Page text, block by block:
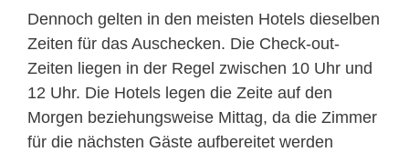
Dennoch gelten in den meisten Hotels dieselben
Zeiten für das Auschecken. Die Check-out-
Zeiten liegen in der Regel zwischen 10 Uhr und
12 Uhr. Die Hotels legen die Zeite auf den
Morgen beziehungsweise Mittag, da die Zimmer
für die nächsten Gäste aufbereitet werden